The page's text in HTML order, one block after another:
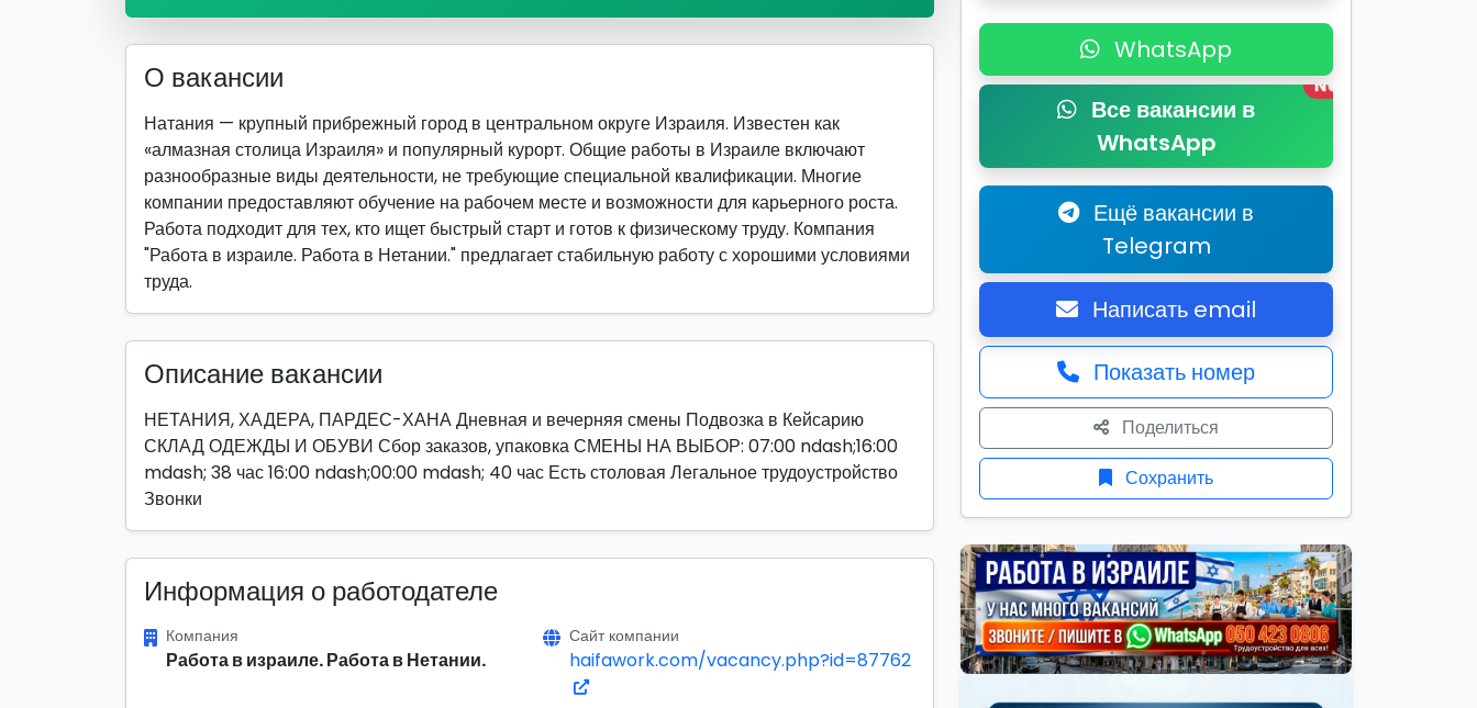
О вакансии
Натания — крупный прибрежный город в центральном округе Израиля. Известен как
«алмазная столица Израиля» и популярный курорт. Общие работы в Израиле включают
разнообразные виды деятельности, не требующие специальной квалификации. Многие
компании предоставляют обучение на рабочем месте и возможности для карьерного роста.
Работа подходит для тех, кто ищет быстрый старт и готов к физическому труду. Компания
"Работа в израиле. Работа в Нетании." предлагает стабильную работу с хорошими условиями
труда.
Описание вакансии
НЕТАНИЯ, ХАДЕРА, ПАРДЕС-ХАНА Дневная и вечерняя смены Подвозка в Кейсарию
СКЛАД ОДЕЖДЫ И ОБУВИ Сбор заказов, упаковка СМЕНЫ НА ВЫБОР: 07:00 ndash;16:00
mdash; 38 час 16:00 ndash;00:00 mdash; 40 час Есть столовая Легальное трудоустройство
Звонки
Информация о работодателе
Компания
Работа в израиле. Работа в Нетании.
Сайт компании
haifawork.com/vacancy.php?id=87762
WhatsApp
Все вакансии в
WhatsApp
New
Ещё вакансии в
Telegram
Написать email
Показать номер
Поделиться
Сохранить